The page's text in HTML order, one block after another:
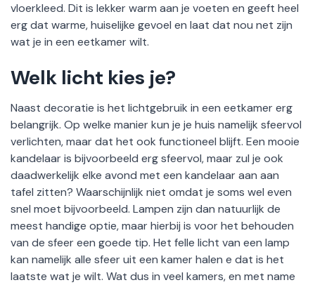
vloerkleed. Dit is lekker warm aan je voeten en geeft heel
erg dat warme, huiselijke gevoel en laat dat nou net zijn
wat je in een eetkamer wilt.
Welk licht kies je?
Naast decoratie is het lichtgebruik in een eetkamer erg
belangrijk. Op welke manier kun je je huis namelijk sfeervol
verlichten, maar dat het ook functioneel blijft. Een mooie
kandelaar is bijvoorbeeld erg sfeervol, maar zul je ook
daadwerkelijk elke avond met een kandelaar aan aan
tafel zitten? Waarschijnlijk niet omdat je soms wel even
snel moet bijvoorbeeld. Lampen zijn dan natuurlijk de
meest handige optie, maar hierbij is voor het behouden
van de sfeer een goede tip. Het felle licht van een lamp
kan namelijk alle sfeer uit een kamer halen e dat is het
laatste wat je wilt. Wat dus in veel kamers, en met name